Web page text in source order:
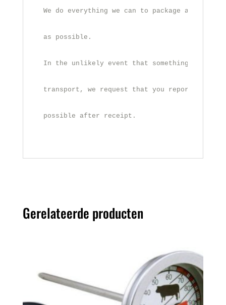
We do everything we can to package and
as possible.
In the unlikely event that something has gone
transport, we request that you report this to
possible after receipt.
Gerelateerde producten